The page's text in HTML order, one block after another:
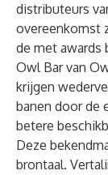
distributeurs
overeenkomst
de met awards
Owl Barvan
krijgen
banen door de
betere
Deze
brontaal.